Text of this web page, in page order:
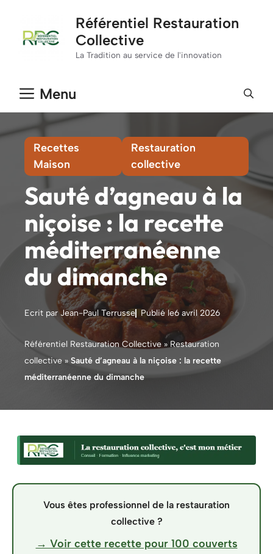
contenu
Référentiel Restauration
Collective
La Tradition au service de l'innovation
Menu
Recettes
Maison
Restauration
collective
Sauté d’agneau à la
niçoise : la recette
méditerranéenne
du dimanche
Ecrit par Jean-Paul Terrusse Publié le6 avril 2026
Référentiel Restauration Collective » Restauration
collective » Sauté d’agneau à la niçoise : la recette
méditerranéenne du dimanche
Vous êtes professionnel de la restauration
collective ?
→ Voir cette recette pour 100 couverts